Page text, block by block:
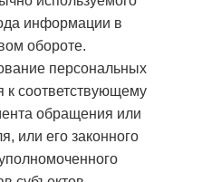
информации в
обороте.
персональных
к соответствующему
обращения или
или его законного